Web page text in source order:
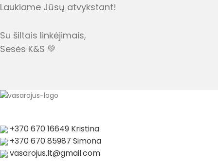
Laukiame Jūsų atvykstant!
Su šiltais linkėjimais,
Sesės K&S 💚
+370 670 16649 Kristina
+370 670 85987 Simona
vasarojus.lt@gmail.com